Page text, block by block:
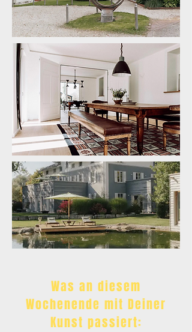
Was an diesem
Wochenende mit Deiner
Kunst passiert: